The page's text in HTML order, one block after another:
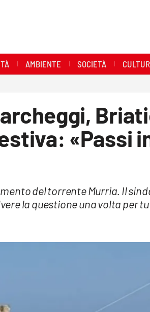
AMBIENTE SOCIETÀ
«Passi
del torrente Murria. Il
la questione una volta per